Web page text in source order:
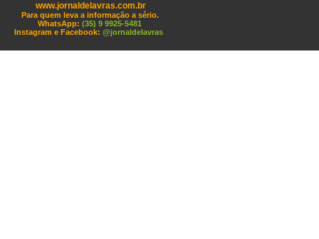
www.jornaldelavras.com.br
Para quem leva a informação a sério.
WhatsApp: (35) 9 9925-5481
Instagram e Facebook: @jornaldelavras